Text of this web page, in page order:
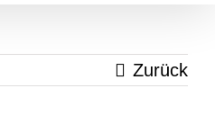
Zurück